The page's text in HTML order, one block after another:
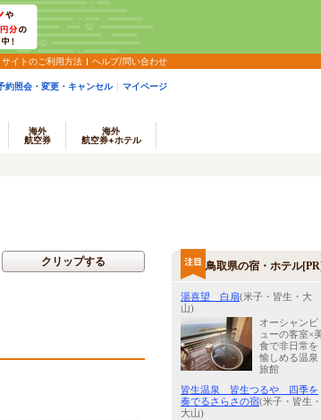
サイトのご利用方法 ヘルプ/問い合わせ
約照会・変更・キャンセル マイページ
海外
航空券
海外
航空券+ホテル
クリップする 鳥取県の宿・ホテル
湯喜望 白扇(米子・皆生・大
山)
オーシャンビ
ューの客室×
食で非日常を
愉しめる温泉
旅館
皆生温泉 皆生つるや 四季を
奏でるさらさの宿(米子・皆生・
大山)